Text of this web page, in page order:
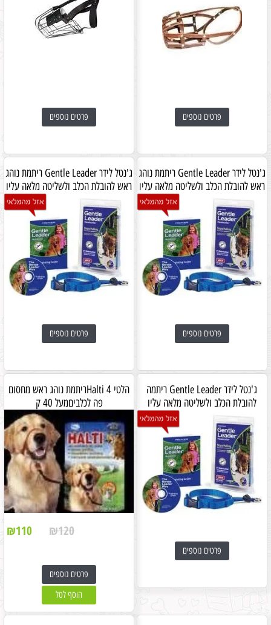
פרטים נוספים פרטים נוספים
ג'נטל לידר Gentle Leader ריתמת נוהג
ראש להובלת הכלב ולשליטה מלאה עליו
פרטים נוספים
ג'נטל לידר Gentle Leader ריתמת נוהג
ראש להובלת הכלב ולשליטה מלאה עליו
פרטים נוספים
ג'נטל לידר Gentle Leader ריתמה
להובלת הכלב ולשליטה מלאה עליו
פרטים נוספים
הלטי Halti 4ריתמת נוהג ראש מחסום
פה לכלביםמעל 40 ק
₪120
₪110
פרטים נוספים
הוסף לסל